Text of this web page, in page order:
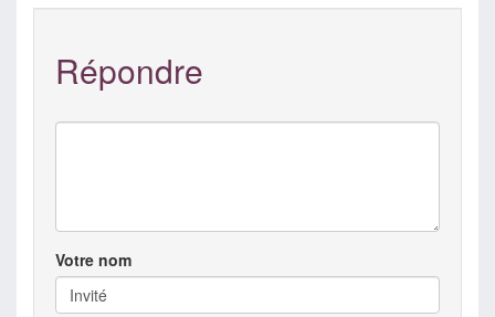
Répondre
Votre nom